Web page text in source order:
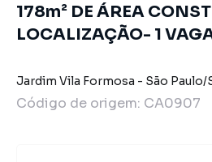
178m² DE ÁREA
LOCALIZAÇÃO- 1
Jardim Vila Formosa - São Paulo/
Código de origem: CA0907